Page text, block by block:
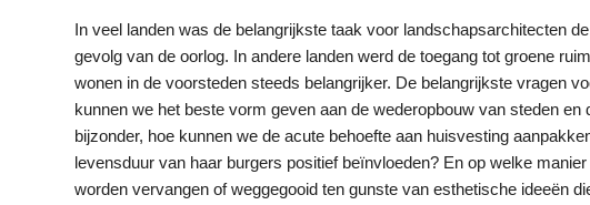
In veel landen was de belangrijkste taak voor landschapsarchitecten
gevolg van de oorlog. In andere landen werd de toegang tot groene
wonen in de voorsteden steeds belangrijker. De belangrijkste vragen
kunnen we het beste vorm geven aan de wederopbouw van steden
bijzonder, hoe kunnen we de acute behoefte aan huisvesting
levensduur van haar burgers positief beïnvloeden? En op welke
worden vervangen of weggegooid ten gunste van esthetische ideeën